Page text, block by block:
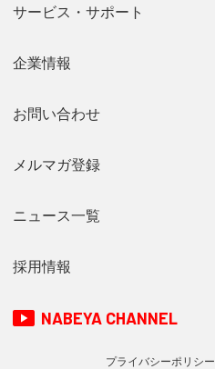
サービス・サポート
企業情報
お問い合わせ
メルマガ登録
ニュース一覧
採用情報
NABEYA CHANNEL
プライバシーポリシー